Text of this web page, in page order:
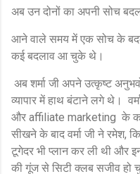
अब उन दोनों का अपनी सोच
आने वाले समय में एक सोच के
कई बदलाव आ चुके थे।
अब शर्मा जी अपने उत्कृष्ट
व्यापार में हाथ बंटाने लगे थे।
और affiliate marketing के
सीखने के बाद वर्मा जी ने रमेश,
टूगेदर भी प्लान कर ली थी और
की गूंज से सिटी क्लब सजीव हो